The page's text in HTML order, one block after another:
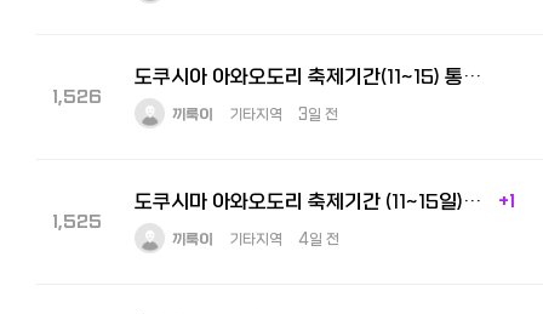
1,526
도쿠시아 아와오도리 축제기간(11~15) 통역 구합니다
끼룩이 기타지역 3일 전
1,525
도쿠시마 아와오도리 축제기간 (11~15일) 통역 아르바이트 구인 +1
끼룩이 기타지역 4일 전